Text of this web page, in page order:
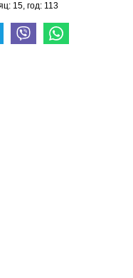
15, год: 113